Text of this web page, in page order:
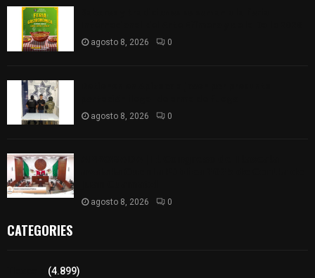
agosto 8, 2026 0
agosto 8, 2026 0
agosto 8, 2026 0
CATEGORIES
(4.899)